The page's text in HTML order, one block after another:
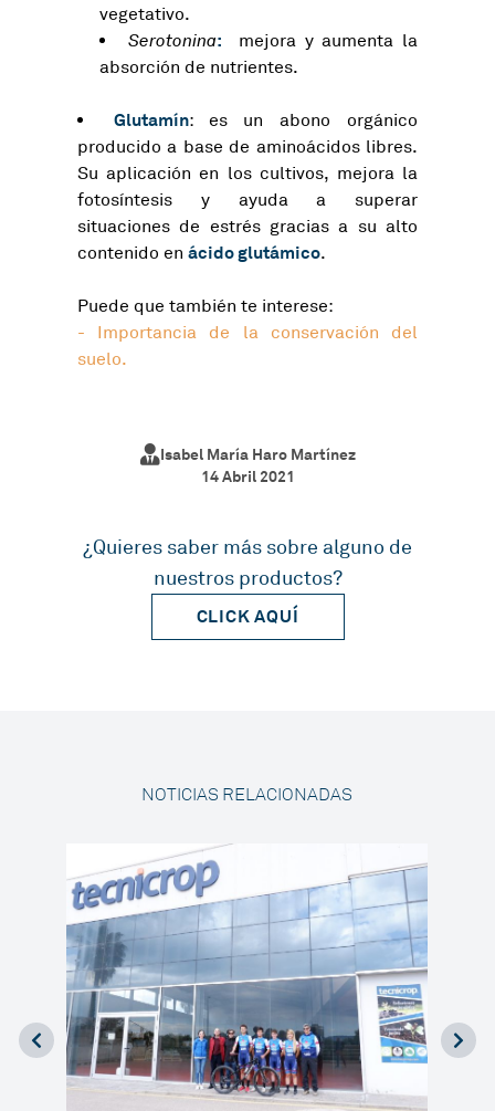
vegetativo.
Serotonina: mejora y aumenta la
absorción de nutrientes.
Glutamín: es un abono orgánico
producido a base de aminoácidos libres.
Su aplicación en los cultivos, mejora la
fotosíntesis y ayuda a superar
situaciones de estrés gracias a su alto
contenido en ácido glutámico.
Puede que también te interese:
- Importancia de la conservación del
suelo.
Isabel María Haro Martínez
14 Abril 2021
¿Quieres saber más sobre alguno de
nuestros productos?
CLICK AQUÍ
NOTICIAS RELACIONADAS